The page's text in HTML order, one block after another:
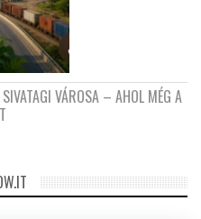
SIVATAGI VÁROSA – AHOL MÉG A